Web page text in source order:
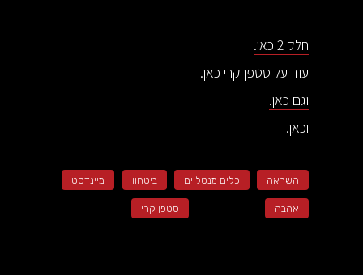
חלק 2 כאן.
עוד על סטפן קרי כאן.
וגם כאן.
וכאן.
השראה כלים מנטליים ביטחון מיינדסט
אהבה סטפן קרי